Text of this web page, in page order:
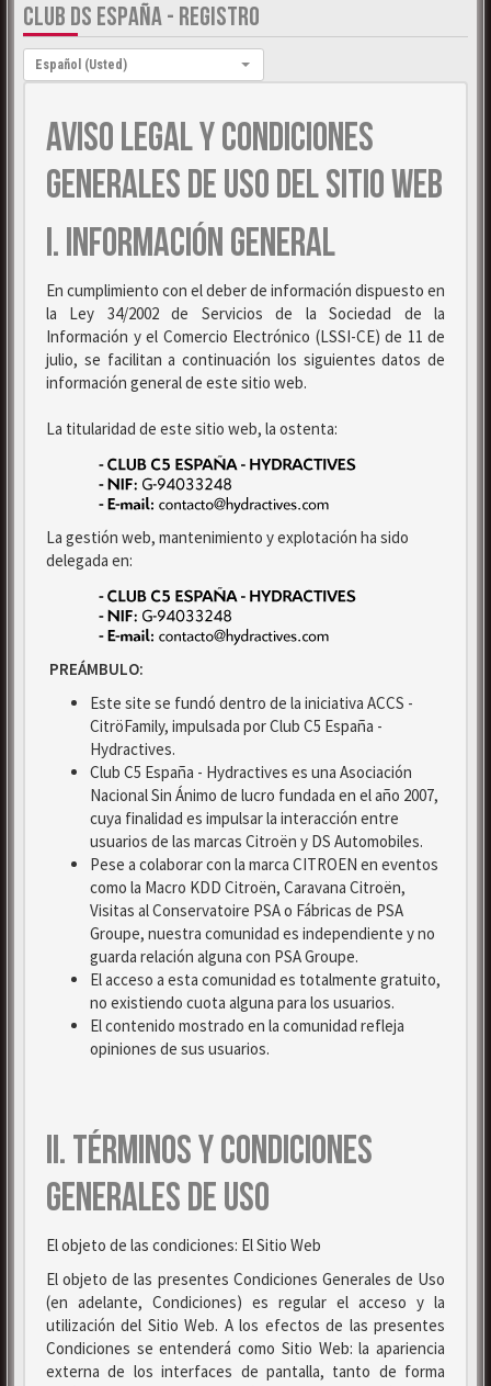
CLUB DS ESPAÑA - REGISTRO
Idioma:
Español (Usted)
AVISO LEGAL Y CONDICIONES
GENERALES DE USO DEL SITIO WEB
I. INFORMACIÓN GENERAL
En cumplimiento con el deber de información dispuesto en
la Ley 34/2002 de Servicios de la Sociedad de la
Información y el Comercio Electrónico (LSSI-CE) de 11 de
julio, se facilitan a continuación los siguientes datos de
información general de este sitio web.
La titularidad de este sitio web, la ostenta:
La gestión web, mantenimiento y explotación ha sido
delegada en:
PREÁMBULO:
Este site se fundó dentro de la iniciativa ACCS -
CitröFamily, impulsada por Club C5 España -
Hydractives.
Club C5 España - Hydractives es una Asociación
Nacional Sin Ánimo de lucro fundada en el año 2007,
cuya finalidad es impulsar la interacción entre
usuarios de las marcas Citroën y DS Automobiles.
Pese a colaborar con la marca CITROEN en eventos
como la Macro KDD Citroën, Caravana Citroën,
Visitas al Conservatoire PSA o Fábricas de PSA
Groupe, nuestra comunidad es independiente y no
guarda relación alguna con PSA Groupe.
El acceso a esta comunidad es totalmente gratuito,
no existiendo cuota alguna para los usuarios.
El contenido mostrado en la comunidad refleja
opiniones de sus usuarios.
II. TÉRMINOS Y CONDICIONES
GENERALES DE USO
El objeto de las condiciones: El Sitio Web
El objeto de las presentes Condiciones Generales de Uso
(en adelante, Condiciones) es regular el acceso y la
utilización del Sitio Web. A los efectos de las presentes
Condiciones se entenderá como Sitio Web: la apariencia
externa de los interfaces de pantalla, tanto de forma